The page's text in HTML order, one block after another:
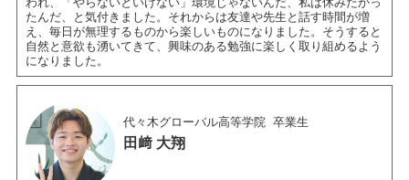
たんだ、と気付きました。それからは友達や先生と話す時間が増
え、毎日が無理するものから楽しいものになりました。そうすると
自然と意欲も湧いてきて、興味のある勉強に楽しく取り組めるよう
になりました。
代々木グローバル高等学院 卒業生
田﨑 大翔